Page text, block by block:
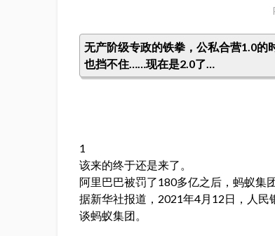
无产阶级专政的铁拳，公私合营1.0的
也挡不住……现在是2.0了…
1
该来的终于还是来了。
阿里巴巴被罚了180多亿之后，蚂蚁集
据新华社报道，2021年4月12日，人
谈蚂蚁集团。